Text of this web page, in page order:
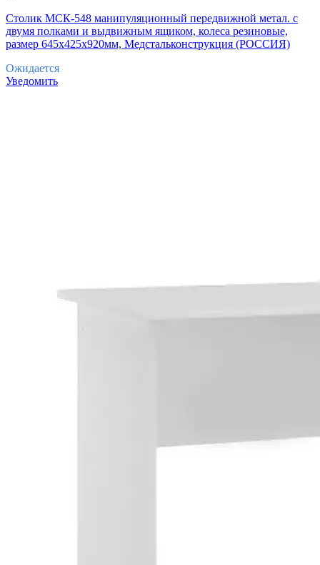
Столик МСК-548 манипуляционный передвижной метал. с
двумя полками и выдвижным ящиком, колеса резиновые,
размер 645х425х920мм, Медстальконструкция (РОССИЯ)
Ожидается
Уведомить